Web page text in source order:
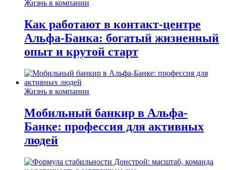
Жизнь в компании
Как работают в контакт-центре
Альфа-Банка: богатый жизненный
опыт и крутой старт
Жизнь в компании
Мобильный банкир в Альфа-
Банке: профессия для активных
людей